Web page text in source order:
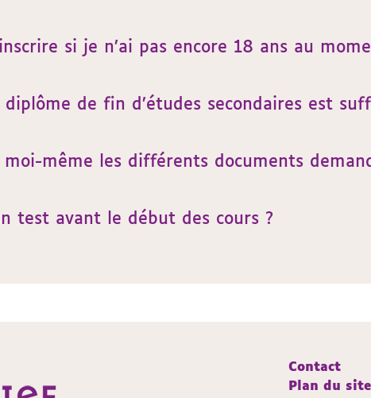
si je n’ai pas encore 18 ans au
diplôme de fin d’études secondaires est
même les différents documents
test avant le début des cours ?
Contact
Plan du site